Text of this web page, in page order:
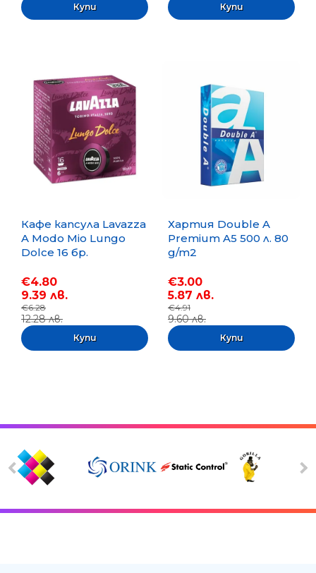
Кафе капсула Lavazza
A Modo Mio Lungo
Dolce 16 бр.
€4.80
9.39 лв.
€6.28
12.28 лв.
Хартия Double A
Premium A5 500 л. 80
g/m2
€3.00
5.87 лв.
€4.91
9.60 лв.